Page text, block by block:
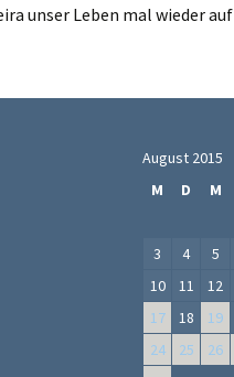
unser Leben mal wieder
August 2015
M
D M
3
4 5
10
11 12
17
18 19
24
25 26